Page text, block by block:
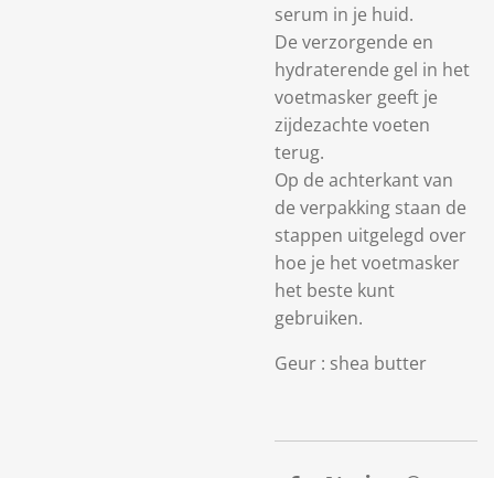
serum in je huid.
De verzorgende en
hydraterende gel in het
voetmasker geeft je
zijdezachte voeten
terug.
Op de achterkant van
de verpakking staan de
stappen uitgelegd over
hoe je het voetmasker
het beste kunt
gebruiken.
Geur : shea butter